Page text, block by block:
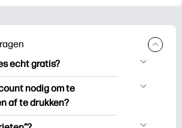
echt gratis?
biedt meer dan 2.500
om te downloaden en
nodig om te
af te drukken?
en printen zonder een